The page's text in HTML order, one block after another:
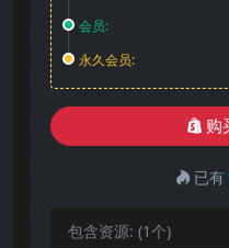
会员:
永久会员:
购
已有
包含资源: (1个)